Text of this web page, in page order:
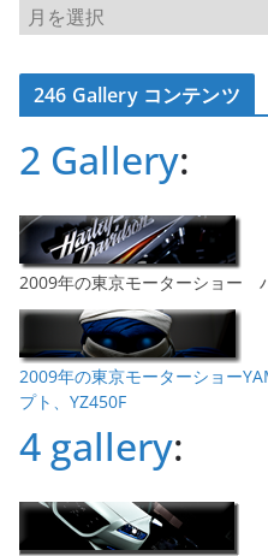
ア
ー
カ
イ246 Gallery コンテンツ
2 Gallery:
2009年の東京モーターショー
2009年の東京モーターショー
プト、YZ450F
4 gallery: